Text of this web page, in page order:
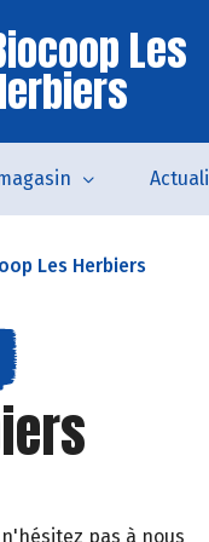
Les
Les Herbiers
pas à nous